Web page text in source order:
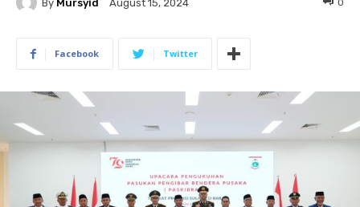
By Mursyid August 15, 2024 0
Facebook Twitter